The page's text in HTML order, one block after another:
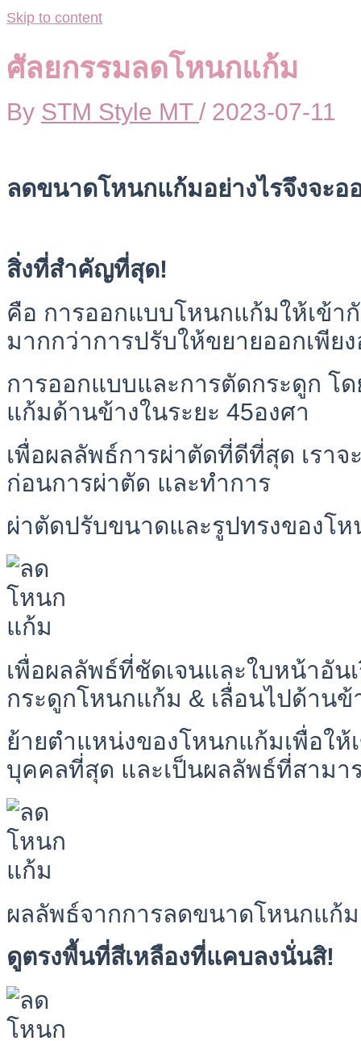
Skip to content
ศัลยกรรมลดโหนกแก้ม
By STM Style MT / 2023-07-11
ลดขนาดโหนกแก้มอย่างไรจึงจะอ
สิ่งที่สำคัญที่สุด!
คือ การออกแบบโหนกแก้มให้เข้า
มากกว่าการปรับให้ขยายออกเพียง
การออกแบบและการตัดกระดูก โ
แก้มด้านข้างในระยะ 45องศา
เพื่อผลลัพธ์การผ่าตัดที่ดีที่สุด เราจ
ก่อนการผ่าตัด และทำการ
ผ่าตัดปรับขนาดและรูปทรงของโ
เพื่อผลลัพธ์ที่ชัดเจนและใบหน้าอัน
กระดูกโหนกแก้ม & เลื่อนไปด้าน
ย้ายตำแหน่งของโหนกแก้มเพื่อให้
บุคคลที่สุด และเป็นผลลัพธ์ที่สามา
ผลลัพธ์จากการลดขนาดโหนกแก้ม
ดูตรงพื้นที่สีเหลืองที่แคบลงนั่นสิ!